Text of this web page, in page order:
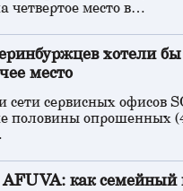
четвертое место в…
хотели
место
сети сервисных офисов
половины опрошенных
как семейный